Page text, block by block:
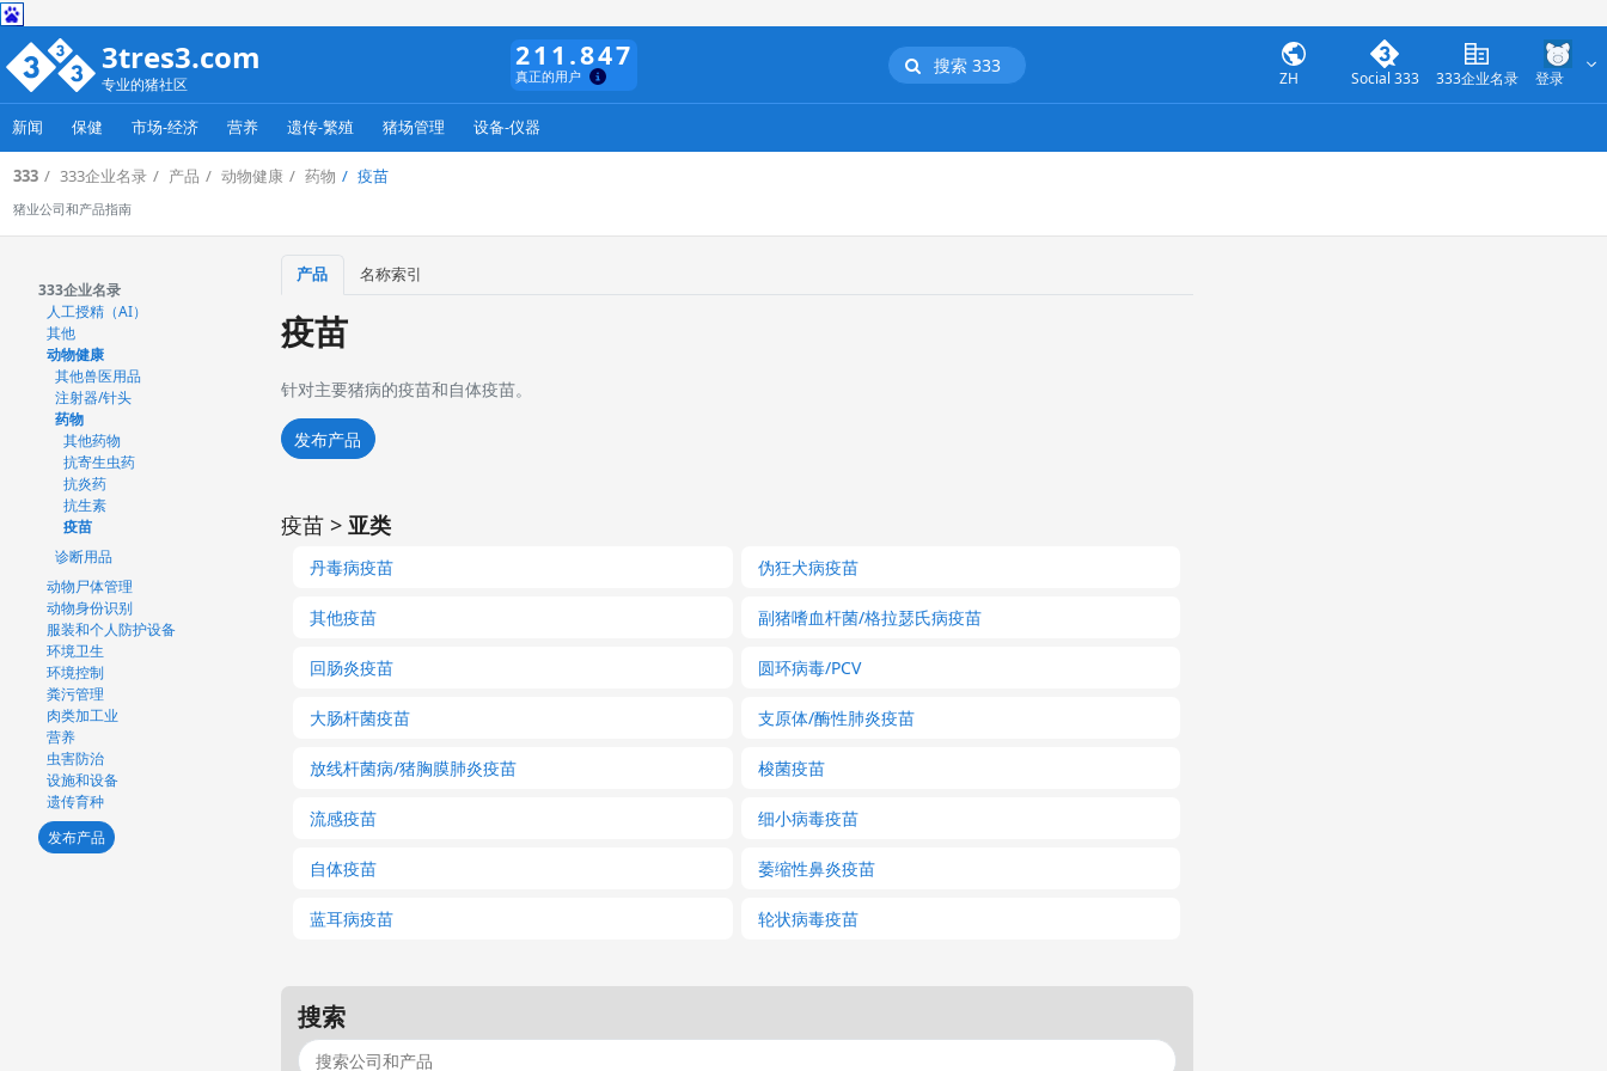
3tres3.com
专业的猪社区
211.847
真正的用户
搜索 333
ZH Social 333 333企业名录 登录
新闻 保健 市场-经济 营养 遗传-繁殖 猪场管理 设备-仪器
333 333企业名录 产品 动物健康 药物 疫苗
猪业公司和产品指南
333企业名录
人工授精（AI）
其他
动物健康
其他兽医用品
注射器/针头
药物
其他药物
抗寄生虫药
抗炎药
抗生素
疫苗
诊断用品
动物尸体管理
动物身份识别
服装和个人防护设备
环境卫生
环境控制
粪污管理
肉类加工业
营养
虫害防治
设施和设备
遗传育种
发布产品
产品 名称索引
疫苗
针对主要猪病的疫苗和自体疫苗。
发布产品
疫苗 > 亚类
丹毒病疫苗 伪狂犬病疫苗
其他疫苗 副猪嗜血杆菌/格拉瑟氏病疫苗
回肠炎疫苗 圆环病毒/PCV
大肠杆菌疫苗 支原体/酶性肺炎疫苗
放线杆菌病/猪胸膜肺炎疫苗 梭菌疫苗
流感疫苗 细小病毒疫苗
自体疫苗 萎缩性鼻炎疫苗
蓝耳病疫苗 轮状病毒疫苗
搜索